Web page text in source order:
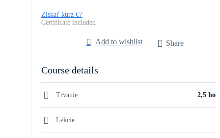
Získať kurz €7
Certificate included
Add to wishlist Share
Course details
Trvanie 2,5
Lekcie